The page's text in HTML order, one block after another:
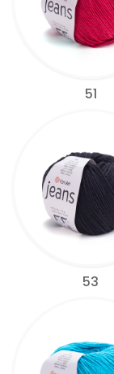
51
53